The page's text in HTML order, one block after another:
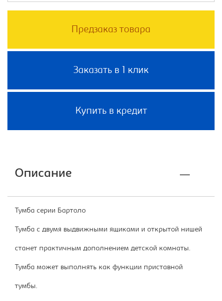
Предзаказ товара
Заказать в 1 клик
Купить в кредит
Описание
Тумба серии Бартоло
Тумба с двумя выдвижными ящиками и открытой нишей
станет практичным дополнением детской комнаты.
Тумба может выполнять как функции приставной
тумбы.